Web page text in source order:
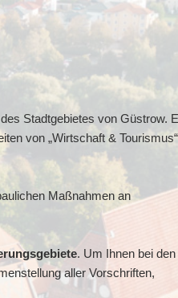
Stadtgebietes von Güstrow.
von „Wirtschaft & Tourismus“
Maßnahmen an
. Um Ihnen bei den
aller Vorschriften,